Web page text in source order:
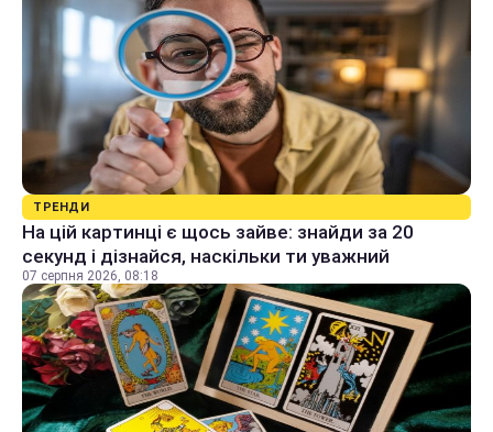
ТРЕНДИ
На цій картинці є щось зайве: знайди за 20
секунд і дізнайся, наскільки ти уважний
07 серпня 2026, 08:18